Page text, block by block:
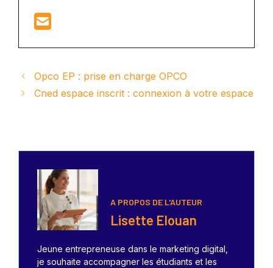
Opco EP : prise en charge OPCO
Cned espace inscrit : connexion à votre espace
A PROPOS DE L'AUTEUR
Lisette Elouan
Jeune entrepreneuse dans le marketing digital,
je souhaite accompagner les étudiants et les